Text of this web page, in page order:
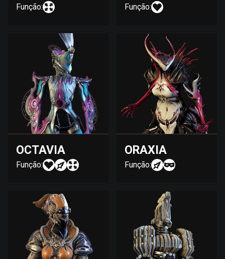
Função: Função:
OCTAVIA
Função:
ORAXIA
Função: